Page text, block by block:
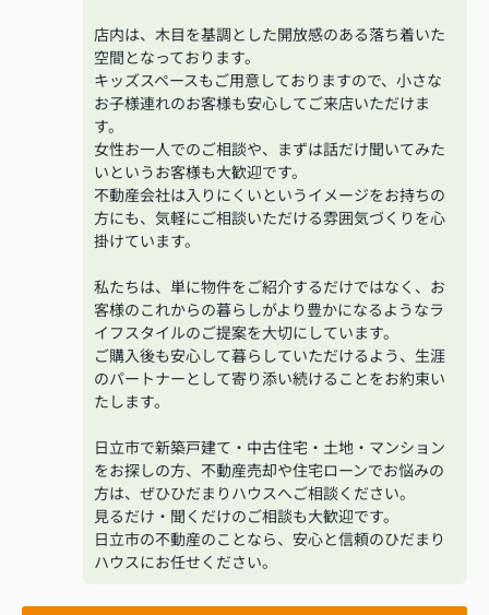
店内は、木目を基調とした開放感のある落ち着いた
空間となっております。
キッズスペースもご用意しておりますので、小さな
お子様連れのお客様も安心してご来店いただけま
す。
女性お一人でのご相談や、まずは話だけ聞いてみた
いというお客様も大歓迎です。
不動産会社は入りにくいというイメージをお持ちの
方にも、気軽にご相談いただける雰囲気づくりを心
掛けています。
私たちは、単に物件をご紹介するだけではなく、お
客様のこれからの暮らしがより豊かになるようなラ
イフスタイルのご提案を大切にしています。
ご購入後も安心して暮らしていただけるよう、生涯
のパートナーとして寄り添い続けることをお約束い
たします。
日立市で新築戸建て・中古住宅・土地・マンション
をお探しの方、不動産売却や住宅ローンでお悩みの
方は、ぜひひだまりハウスへご相談ください。
見るだけ・聞くだけのご相談も大歓迎です。
日立市の不動産のことなら、安心と信頼のひだまり
ハウスにお任せください。